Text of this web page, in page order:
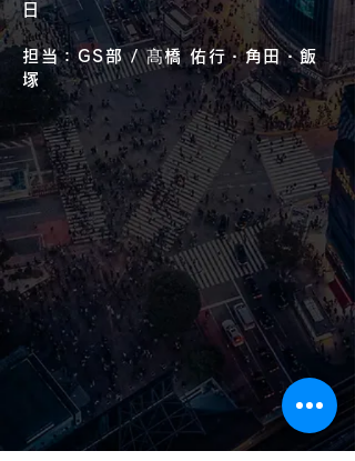
日
担当：GS部 / 髙橋 佑行・角田 ・飯
塚